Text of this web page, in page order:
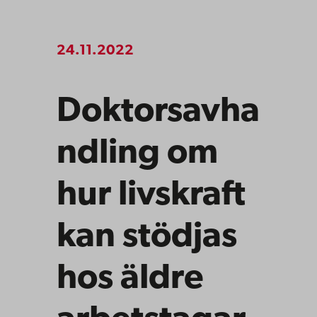
24.11.2022
Doktorsavha
ndling om
hur livskraft
kan stödjas
hos äldre